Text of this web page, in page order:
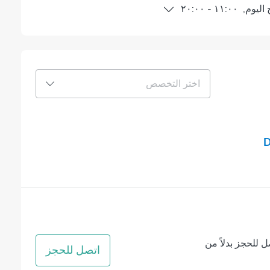
اليوم, ١١:٠٠ - ٢٠:٠٠
اختر التخصص
للحجز بدلاً من اتصل للحجز